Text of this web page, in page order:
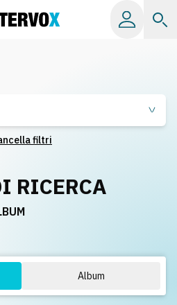
filtri
RICERCA
Album